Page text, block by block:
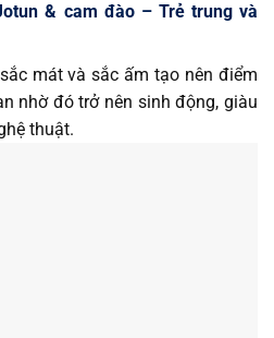
& cam đào – Trẻ trung và
mát và sắc ấm tạo nên điểm
nhờ đó trở nên sinh động, giàu
thuật.